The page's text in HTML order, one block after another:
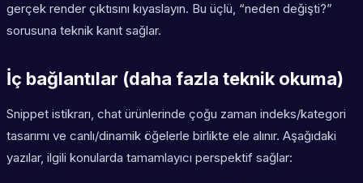
gerçek render çıktısını kıyaslayın. Bu üçlü, “neden değişti?”
sorusuna teknik kanıt sağlar.
İç bağlantılar (daha fazla teknik okuma)
Snippet istikrarı, chat ürünlerinde çoğu zaman indeks/kategori
tasarımı ve canlı/dinamik öğelerle birlikte ele alınır. Aşağıdaki
yazılar, ilgili konularda tamamlayıcı perspektif sağlar: